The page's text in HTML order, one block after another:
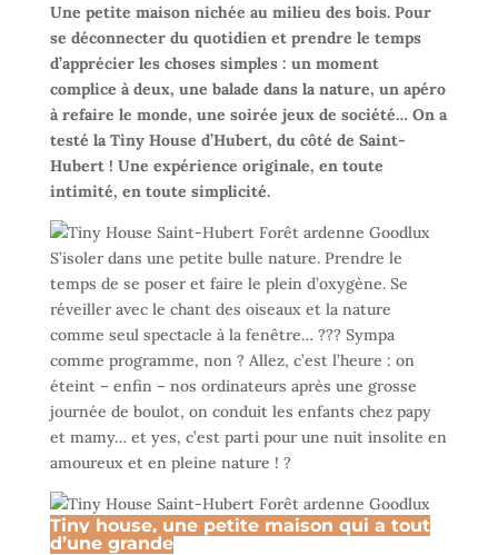
Une petite maison nichée au milieu des bois. Pour
se déconnecter du quotidien et prendre le temps
d’apprécier les choses simples : un moment
complice à deux, une balade dans la nature, un apéro
à refaire le monde, une soirée jeux de société… On a
testé la Tiny House d’Hubert, du côté de Saint-
Hubert ! Une expérience originale, en toute
intimité, en toute simplicité.
S’isoler dans une petite bulle nature. Prendre le
temps de se poser et faire le plein d’oxygène. Se
réveiller avec le chant des oiseaux et la nature
comme seul spectacle à la fenêtre… ??? Sympa
comme programme, non ? Allez, c’est l’heure : on
éteint – enfin – nos ordinateurs après une grosse
journée de boulot, on conduit les enfants chez papy
et mamy… et yes, c’est parti pour une nuit insolite en
amoureux et en pleine nature ! ?
Tiny house, une petite maison qui a tout
d’une grande